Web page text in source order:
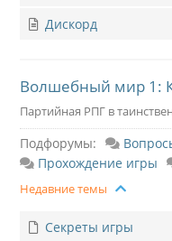
Дискорд
Волшебный мир 1:
Партийная РПГ в
Подфорумы:
Прохождение игры
Недавние темы
Секреты игры